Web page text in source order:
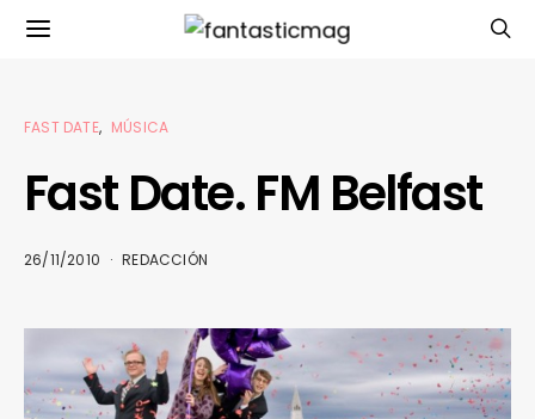
FAST DATE MÚSICA
Fast Date. FM Belfast
26/11/2010 REDACCIÓN